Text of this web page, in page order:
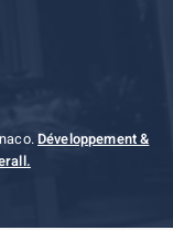
Développement &